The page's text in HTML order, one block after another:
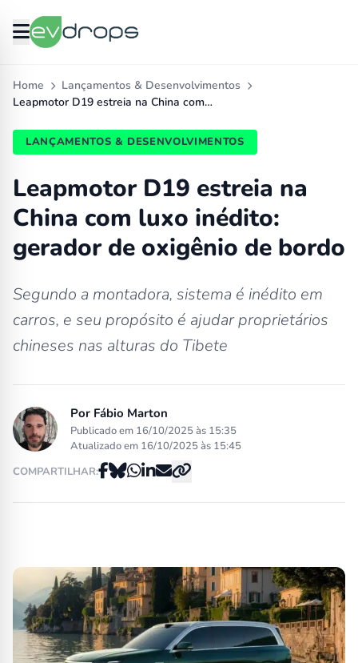
Home
Lançamentos & Desenvolvimentos
Leapmotor D19 estreia na China com…
LANÇAMENTOS & DESENVOLVIMENTOS
Leapmotor D19 estreia na
China com luxo inédito:
gerador de oxigênio de bordo
Segundo a montadora, sistema é inédito em
carros, e seu propósito é ajudar proprietários
chineses nas alturas do Tibete
Por Fábio Marton
Publicado em 16/10/2025 às 15:35
Atualizado em 16/10/2025 às 15:45
COMPARTILHAR: